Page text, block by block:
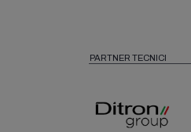
PARTNER TECNICI